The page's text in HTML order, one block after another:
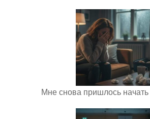
Мне снова пришлось